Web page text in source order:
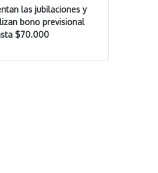
las jubilaciones y
bono previsional
$70.000